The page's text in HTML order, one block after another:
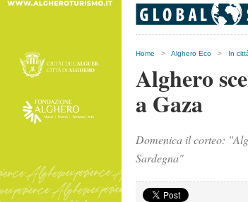
Home > Alghero Eco > In
Alghero
a Gaza
Domenica il corteo:
Sardegna"